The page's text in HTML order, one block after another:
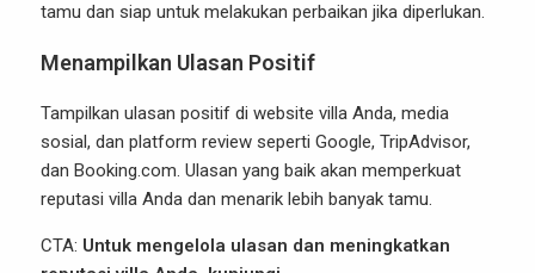
tamu dan siap untuk melakukan perbaikan jika diperlukan.
Menampilkan Ulasan Positif
Tampilkan ulasan positif di website villa Anda, media
sosial, dan platform review seperti Google, TripAdvisor,
dan Booking.com. Ulasan yang baik akan memperkuat
reputasi villa Anda dan menarik lebih banyak tamu.
CTA: Untuk mengelola ulasan dan meningkatkan